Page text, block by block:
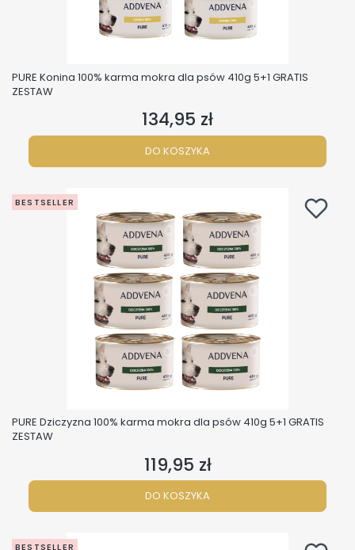
PURE Konina 100% karma mokra dla psów 410g 5+1 GRATIS
ZESTAW
Cena
134,95 zł
DO KOSZYKA
BESTSELLER
PURE Dziczyzna 100% karma mokra dla psów 410g 5+1 GRATIS
ZESTAW
Cena
119,95 zł
DO KOSZYKA
BESTSELLER